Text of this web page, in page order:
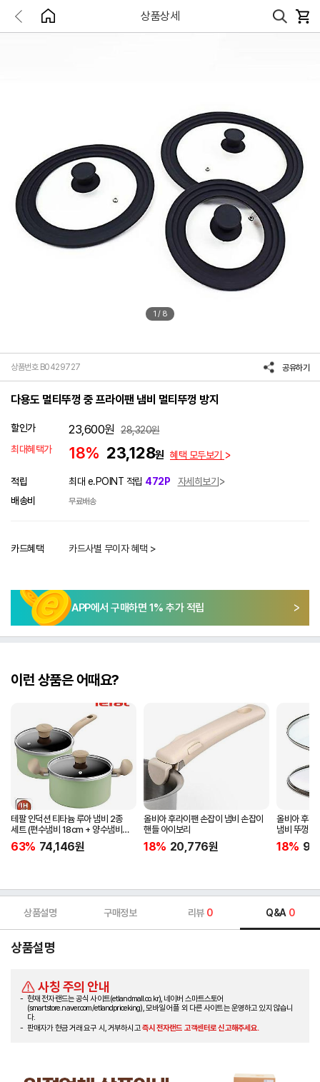
상품상세
1 / 8
상품번호 B0429727 공유하기
다용도 멀티뚜껑 중 프라이팬 냄비 멀티뚜껑 방지
할인가 23,600원 28,320원
최대혜택가
18% 23,128원 혜택 모두보기
적립 최대 e.POINT 적립 472P
자세히보기
배송비
무료배송
카드혜택 카드사별 무이자 혜택 >
APP에서 구매하면 1% 추가 적립
이런 상품은 어때요?
테팔 인덕션 티타늄 루아 냄비 2종
세트 (편수냄비 18cm + 양수냄비
20cm)
63% 74,146원
올비아 후라이팬 손잡이 냄비 손잡이
핸들 아이보리
18% 20,776원
올비아 후라
냄비 뚜껑
18%
상품설명 구매정보 리뷰 0 Q&A 0
상품설명
사칭 주의 안내
현재 전자랜드는 공식 사이트(etlandmall.co.kr), 네이버 스마트스토어
(smartstore.naver.com/etlandpriceking), 모바일 어플 외 다른 사이트는 운영하고 있지 않습니
다.
판매자가 현금 거래 요구 시, 거부하시고즉시 전자랜드 고객센터로 신고해주세요.